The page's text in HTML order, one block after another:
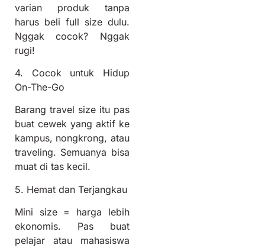
varian produk tanpa
harus beli full size dulu.
Nggak cocok? Nggak
rugi!
4. Cocok untuk Hidup
On-The-Go
Barang travel size itu pas
buat cewek yang aktif ke
kampus, nongkrong, atau
traveling. Semuanya bisa
muat di tas kecil.
5. Hemat dan Terjangkau
Mini size = harga lebih
ekonomis. Pas buat
pelajar atau mahasiswa